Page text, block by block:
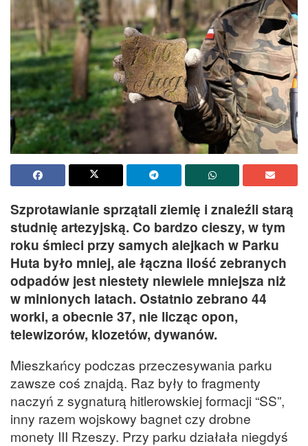
Szprotawianie sprzątali ziemię i znaleźli starą
studnię artezyjską. Co bardzo cieszy, w tym
roku śmieci przy samych alejkach w Parku
Huta było mniej, ale łączna ilość zebranych
odpadów jest niestety niewiele mniejsza niż
w minionych latach. Ostatnio zebrano 44
worki, a obecnie 37, nie licząc opon,
telewizorów, klozetów, dywanów.
Mieszkańcy podczas przeczesywania parku
zawsze coś znajdą. Raz były to fragmenty
naczyń z sygnaturą hitlerowskiej formacji “SS”,
inny razem wojskowy bagnet czy drobne
monety III Rzeszy. Przy parku działała niegdyś